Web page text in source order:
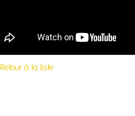
Retour à la liste